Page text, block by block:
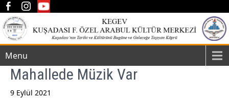
Menu
Mahallede Müzik Var
9 Eylül 2021